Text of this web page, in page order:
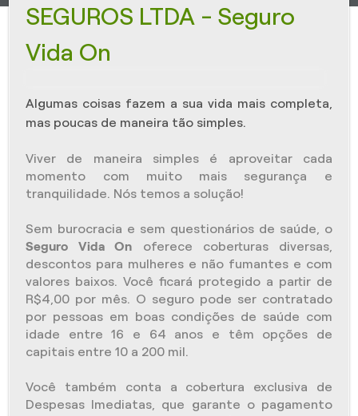
SEGUROS LTDA - Seguro
Vida On
Algumas coisas fazem a sua vida mais completa,
mas poucas de maneira tão simples.
Viver de maneira simples é aproveitar cada
momento com muito mais segurança e
tranquilidade. Nós temos a solução!
Sem burocracia e sem questionários de saúde, o
Seguro
Vida On oferece coberturas diversas,
descontos para mulheres e não fumantes e com
valores baixos. Você ficará protegido a partir de
R$4,00 por mês. O seguro pode ser contratado
por pessoas em boas condições de saúde com
idade entre 16 e 64 anos e têm opções de
capitais entre 10 a 200 mil.
Você também conta a cobertura exclusiva de
Despesas Imediatas, que garante o pagamento